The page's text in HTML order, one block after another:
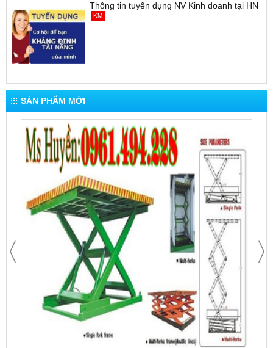
Thông tin tuyển dụng NV Kinh doanh tại HN
KM
SẢN PHẨM MỚI